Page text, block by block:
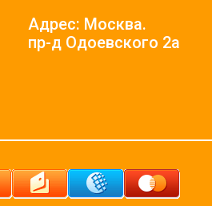
Адрес: Москва.
пр-д Одоевского 2а